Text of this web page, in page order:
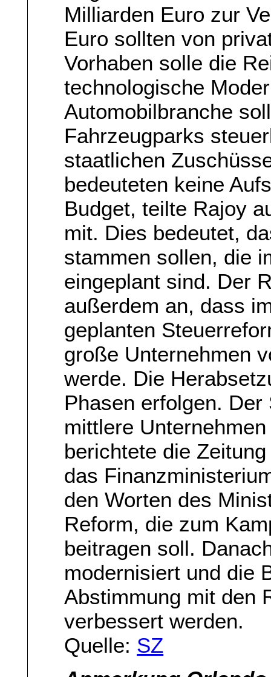
Milliarden Euro zur
Euro sollten von
Vorhaben solle die
technologische
Automobilbranche
Fahrzeugparks
staatlichen
bedeuteten keine
Budget, teilte Rajoy
mit. Dies bedeutet,
stammen sollen, die
eingeplant sind. Der
außerdem an, dass
geplanten
große Unternehmen
werde. Die
Phasen erfolgen.
mittlere
berichtete die
das
den Worten des
Reform, die zum
beitragen soll.
modernisiert und die
Abstimmung mit den
verbessert werden.
Quelle: SZ